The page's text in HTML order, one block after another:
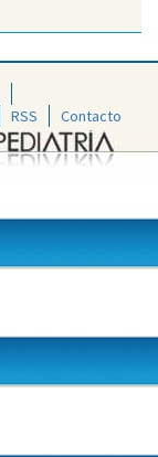
RSS Contacto